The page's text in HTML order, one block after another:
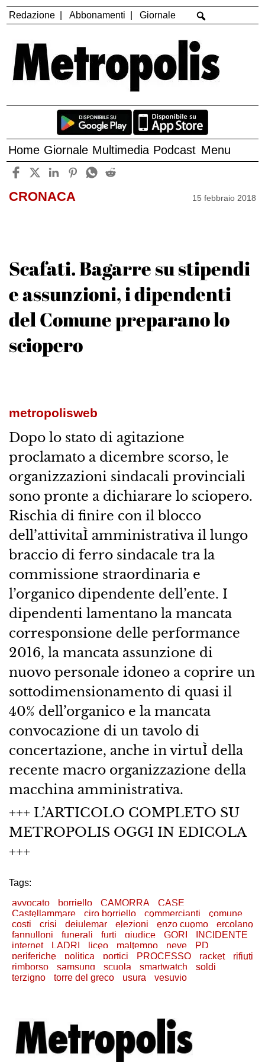
Redazione Abbonamenti Giornale
Home Giornale Multimedia Podcast Menu
CRONACA 15 febbraio 2018
Scafati. Bagarre su stipendi
e assunzioni, i dipendenti
del Comune preparano lo
sciopero
metropolisweb
Dopo lo stato di agitazione
proclamato a dicembre scorso, le
organizzazioni sindacali provinciali
sono pronte a dichiarare lo sciopero.
Rischia di finire con il blocco
dell’attivitaÌ amministrativa il lungo
braccio di ferro sindacale tra la
commissione straordinaria e
l’organico dipendente dell’ente. I
dipendenti lamentano la mancata
corresponsione delle performance
2016, la mancata assunzione di
nuovo personale idoneo a coprire un
sottodimensionamento di quasi il
40% dell’organico e la mancata
convocazione di un tavolo di
concertazione, anche in virtuÌ della
recente macro organizzazione della
macchina amministrativa.
+++ L’ARTICOLO COMPLETO SU
METROPOLIS OGGI IN EDICOLA
+++
Tags:
avvocato
borriello CAMORRA
CASE
Castellammare
ciro borriello commercianti
comune
costi
crisi deiulemar elezioni enzo cuomo
ercolano
fannulloni
funerali furti giudice GORI
INCIDENTE
internet
LADRI liceo maltempo neve
PD
periferiche
politica portici PROCESSO racket
rifiuti
rimborso
samsung scuola smartwatch
soldi
terzigno
torre del greco usura vesuvio